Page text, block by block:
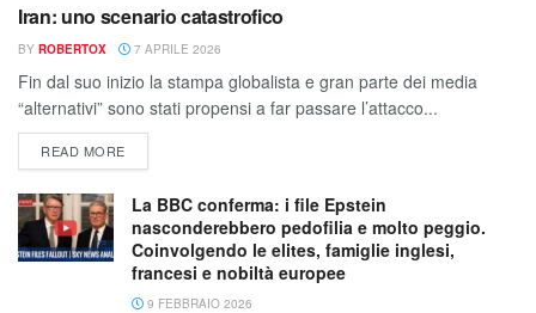
Iran: uno scenario catastrofico
BY ROBERTOX 7 APRILE 2026
Fin dal suo inizio la stampa globalista e gran parte dei media
“alternativi” sono stati propensi a far passare l’attacco...
READ MORE
La BBC conferma: i file Epstein
nasconderebbero pedofilia e molto peggio.
Coinvolgendo le elites, famiglie inglesi,
francesi e nobiltà europee
9 FEBBRAIO 2026